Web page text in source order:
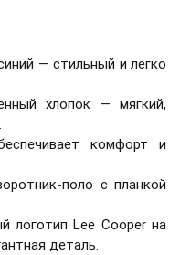
— стильный и легко
хлопок — мягкий,
комфорт и
поло с планкой
Lee Cooper на
деталь.